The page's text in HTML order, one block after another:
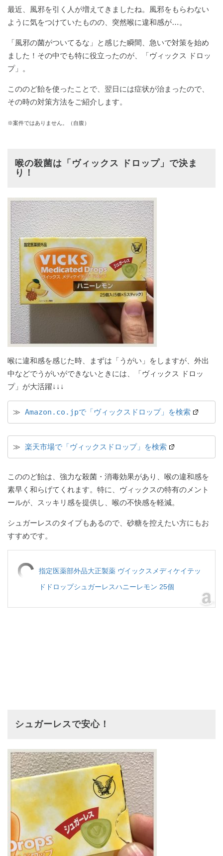
最近、風邪を引く人が増えてきましたね。風邪をもらわない
ように気をつけていたものの、突然喉に違和感が…。
「風邪の菌がついてるな」と感じた瞬間、急いで対策を始め
ました！その中でも特に役立ったのが、「ヴィックス ドロッ
プ」。
こののど飴を使ったことで、翌日には症状が治まったので、
その時の対策方法をご紹介します。
※案件ではありません。（自腹）
喉の殺菌は「ヴィックス ドロップ」で決ま
り！
喉に違和感を感じた時、まずは「うがい」をしますが、外出
中などでうがいができないときには、「ヴィックス ドロッ
プ」が大活躍↓↓↓
≫ Amazon.co.jpで「ヴィックスドロップ」を検索
≫ 楽天市場で「ヴィックスドロップ」を検索
こののど飴は、強力な殺菌・消毒効果があり、喉の違和感を
素早く和らげてくれます。特に、ヴィックスの特有のメント
ールが、スッキリ感を提供し、喉の不快感を軽減。
シュガーレスのタイプもあるので、砂糖を控えたい方にもお
すすめです。
指定医薬部外品大正製薬 ヴイックスメディケイテッ
ドドロップシュガーレスハニーレモン 25個
シュガーレスで安心！